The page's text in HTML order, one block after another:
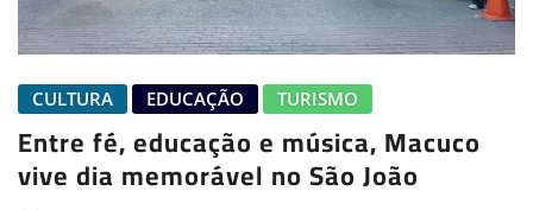
CULTURA EDUCAÇÃO TURISMO
Entre fé, educação e música, Macuco
vive dia memorável no São João